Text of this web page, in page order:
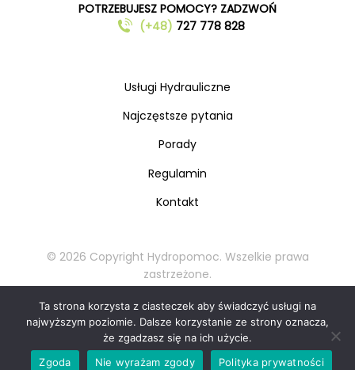
POTRZEBUJESZ POMOCY? ZADZWOŃ
(+48) 727 778 828
Usługi Hydrauliczne
Najczęstsze pytania
Porady
Regulamin
Kontakt
© 2026 Copyright Hydropomoc. Wszelkie prawa
zastrzeżone.
zabronione.
📞Zadzwoń teraz: 727 778 828
Ta strona korzysta z ciasteczek aby świadczyć usługi na
najwyższym poziomie. Dalsze korzystanie ze strony oznacza,
że zgadzasz się na ich użycie.
Zgoda
Nie wyrażam zgody Polityka prywatności